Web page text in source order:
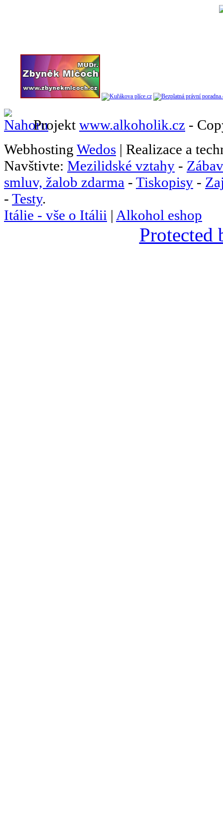
Projekt www.alkoholik.cz -
Webhosting Wedos | Realizace a
Navštivte: Mezilidské vztahy -
smluv, žalob zdarma - Tiskopisy -
- Testy.
Itálie - vše o Itálii | Alkohol eshop
Protected